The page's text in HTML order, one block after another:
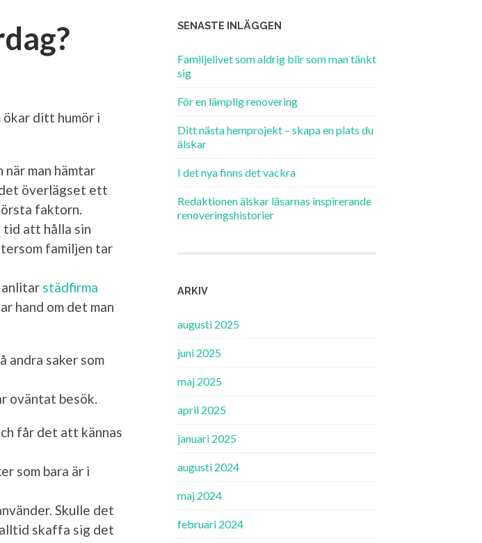
ökar ditt humör i
när man hämtar
överlägset ett
faktorn.
att hålla sin
familjen tar
städfirma
hand om det man
andra saker som
oväntat besök.
får det att kännas
som bara är i
Skulle det
alltid skaffa sig det
SENASTE INLÄGGEN
Familjelivet som aldrig blir som man tänkt
sig
För en lämplig renovering
Ditt nästa hemprojekt – skapa en plats du
älskar
I det nya finns det vackra
Redaktionen älskar läsarnas inspirerande
renoveringshistorier
ARKIV
augusti 2025
juni 2025
maj 2025
april 2025
januari 2025
augusti 2024
maj 2024
februari 2024